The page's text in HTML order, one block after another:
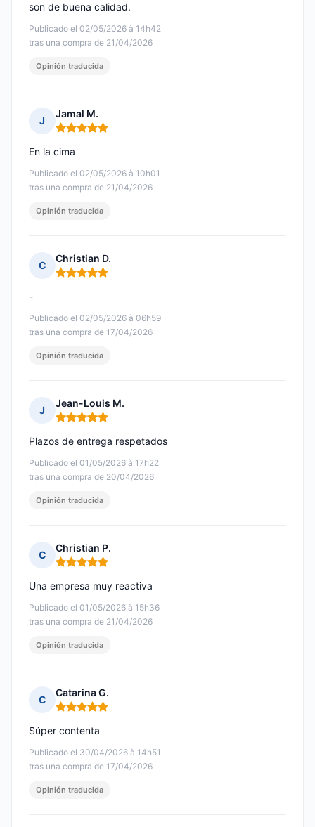
Publicado el 02/05/2026 à 14h42
tras una compra de 21/04/2026
son de buena calidad.
Opinión traducida
J
Jamal M.
Nota: 5 de 5
Publicado el 02/05/2026 à 10h01
tras una compra de 21/04/2026
En la cima
Opinión traducida
C
Christian D.
Nota: 5 de 5
Publicado el 02/05/2026 à 06h59
tras una compra de 17/04/2026
-
Opinión traducida
J
Jean-Louis M.
Nota: 5 de 5
Publicado el 01/05/2026 à 17h22
tras una compra de 20/04/2026
Plazos de entrega respetados
Opinión traducida
C
Christian P.
Nota: 5 de 5
Publicado el 01/05/2026 à 15h36
tras una compra de 21/04/2026
Una empresa muy reactiva
Opinión traducida
C
Catarina G.
Nota: 5 de 5
Publicado el 30/04/2026 à 14h51
tras una compra de 17/04/2026
Súper contenta
Opinión traducida